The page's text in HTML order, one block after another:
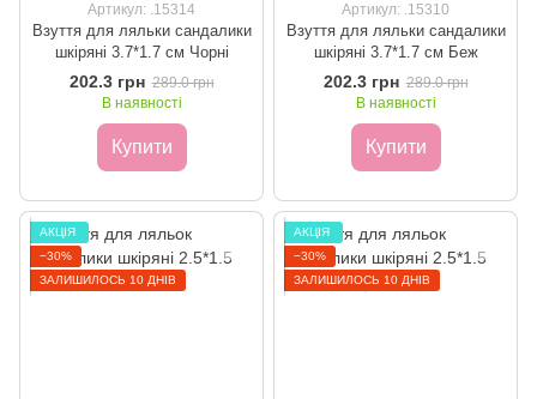
Артикул: .15314
Взуття для ляльки сандалики
шкіряні 3.7*1.7 см Чорні
202.3 грн 289.0 грн
В наявності
Купити
Артикул: .15310
Взуття для ляльки сандалики
шкіряні 3.7*1.7 см Беж
202.3 грн 289.0 грн
В наявності
Купити
ㅤАКЦІЯ ㅤ
−30%
ЗАЛИШИЛОСЬ 10 ДНІВ
ㅤАКЦІЯ ㅤ
−30%
ЗАЛИШИЛОСЬ 10 ДНІВ